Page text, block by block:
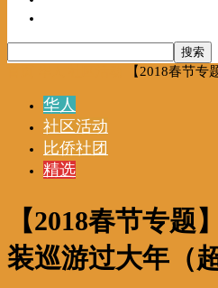
【2018春节专
华人
社区活动
比侨社团
精选
【2018春节专题
装巡游过大年（